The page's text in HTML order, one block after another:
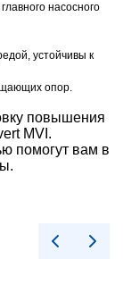
насосного
устойчивы к
опор.
повышения
MVI.
помогут вам в